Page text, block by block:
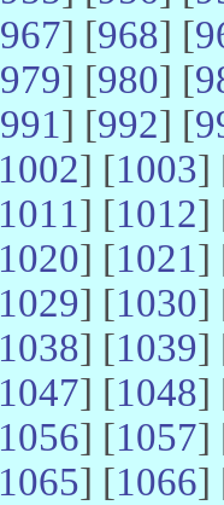
967] [968] [
979] [980] [
991] [992] [
1002] [1003]
1011] [1012]
1020] [1021]
1029] [1030]
1038] [1039]
1047] [1048]
1056] [1057]
1065] [1066]